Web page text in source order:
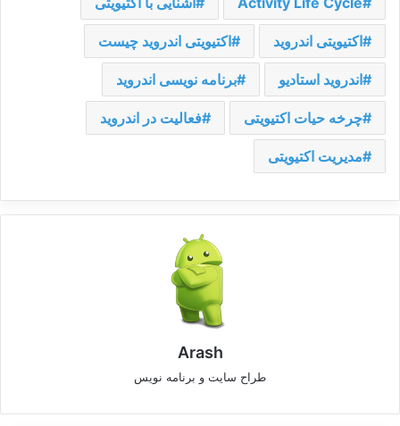
اکتیویتی اندروید اکتیویتی اندروید چیست
اندروید استادیو برنامه نویسی اندروید
چرخه حیات اکتیویتی فعالیت در اندروید
مدیریت اکتیویتی
Arash
طراح سایت و برنامه نویس